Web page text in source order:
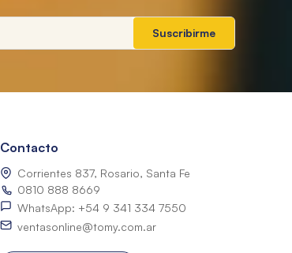
Suscribirme
Contacto
Corrientes 837, Rosario, Santa Fe
0810 888 8669
WhatsApp: +54 9 341 334 7550
ventasonline@tomy.com.ar